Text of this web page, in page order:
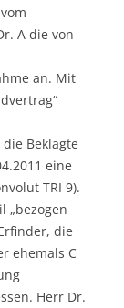
A die von
an. Mit
Beklagte
eine
TRI 9).
„bezogen
die
ehemals C
Herr Dr.